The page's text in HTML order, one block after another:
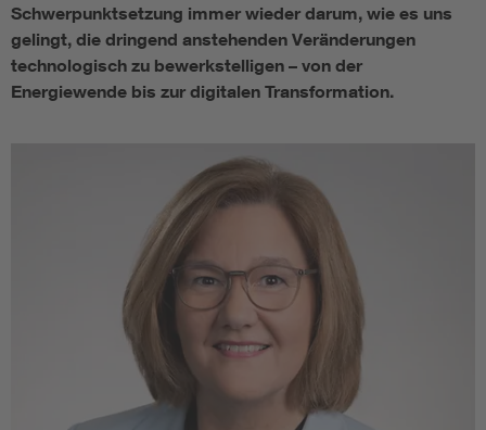
Schwerpunktsetzung immer wieder darum, wie es uns
gelingt, die dringend anstehenden Veränderungen
technologisch zu bewerkstelligen – von der
Energiewende bis zur digitalen Transformation.